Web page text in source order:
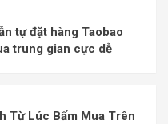
tự đặt hàng Taobao
trung gian cực dễ
Từ Lúc Bấm Mua Trên